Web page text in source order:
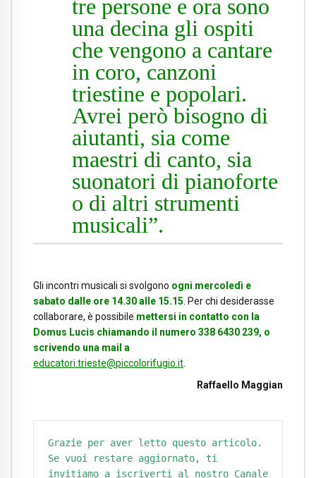
tre persone e ora sono
una decina gli ospiti
che vengono a cantare
in coro, canzoni
triestine e popolari.
Avrei però bisogno di
aiutanti, sia come
maestri di canto, sia
suonatori di pianoforte
o di altri strumenti
musicali”.
Gli incontri musicali si svolgono ogni mercoledì e
sabato dalle ore 14.30 alle 15.15 . Per chi desiderasse
collaborare, è possibile mettersi in contatto con la
Domus Lucis chiamando il numero 338 6430 239, o
scrivendo una mail a
educatori.trieste@piccolorifugio.it
Raffaello Maggian
Grazie per aver letto questo articolo.
Se vuoi restare aggiornato, ti
invitiamo a iscriverti al nostro Canale